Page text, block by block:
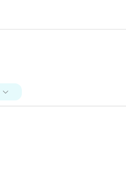
